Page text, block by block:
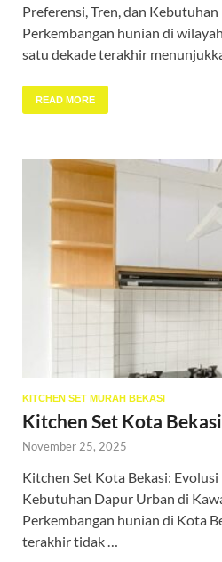
Preferensi, Tren, dan
Perkembangan hunian di
satu dekade terakhir
READ MORE
KITCHEN SET MURAH BEKASI
Kitchen Set Kota Bekasi
November 25, 2025
Kitchen Set Kota Bekasi:
Kebutuhan Dapur Urban di
Perkembangan hunian di Kota
terakhir tidak …